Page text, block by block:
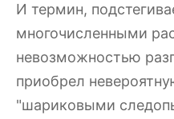
И термин,
многочисленными
невозможностью
приобрел
"шариковыми